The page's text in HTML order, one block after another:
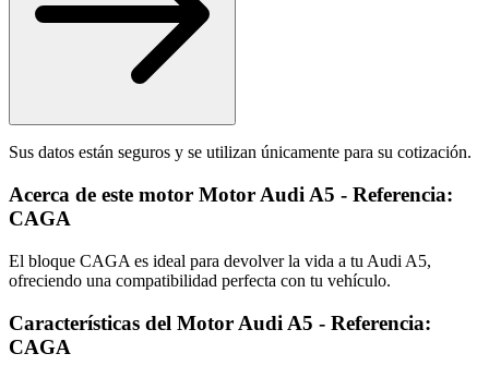
Sus datos están seguros y se utilizan únicamente para su cotización.
Acerca de este motor Motor Audi A5 - Referencia:
CAGA
El bloque CAGA es ideal para devolver la vida a tu Audi A5,
ofreciendo una compatibilidad perfecta con tu vehículo.
Características del Motor Audi A5 - Referencia:
CAGA